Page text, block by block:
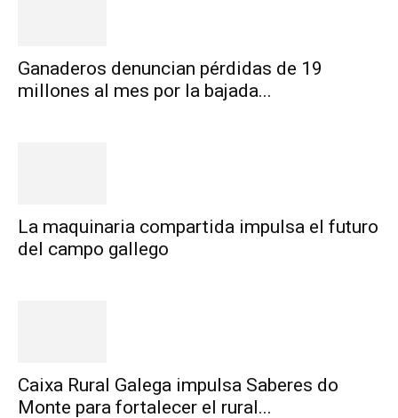
Ganaderos denuncian pérdidas de 19
millones al mes por la bajada...
La maquinaria compartida impulsa el futuro
del campo gallego
Caixa Rural Galega impulsa Saberes do
Monte para fortalecer el rural...